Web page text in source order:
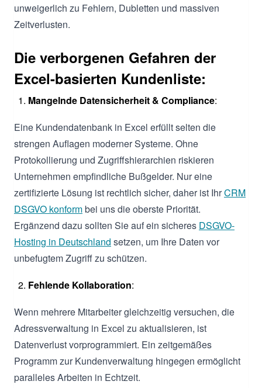
unweigerlich zu Fehlern, Dubletten und massiven
Zeitverlusten.
Die verborgenen Gefahren der
Excel-basierten Kundenliste:
Mangelnde Datensicherheit & Compliance:
Eine Kundendatenbank in Excel erfüllt selten die
strengen Auflagen moderner Systeme. Ohne
Protokollierung und Zugriffshierarchien riskieren
Unternehmen empfindliche Bußgelder. Nur eine
zertifizierte Lösung ist rechtlich sicher, daher ist IhrCRM
DSGVO konformbei uns die oberste Priorität.
Ergänzend dazu sollten Sie auf ein sicheres DSGVO-
Hosting in Deutschland setzen, um Ihre Daten vor
unbefugtem Zugriff zu schützen.
Fehlende Kollaboration:
Wenn mehrere Mitarbeiter gleichzeitig versuchen, die
Adressverwaltung in Excel zu aktualisieren, ist
Datenverlust vorprogrammiert. Ein zeitgemäßes
Programm zur Kundenverwaltung hingegen ermöglicht
paralleles Arbeiten in Echtzeit.